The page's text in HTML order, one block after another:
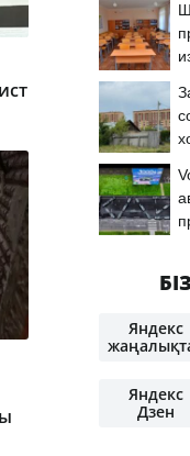
Яндекс
Яндекс
Дзен